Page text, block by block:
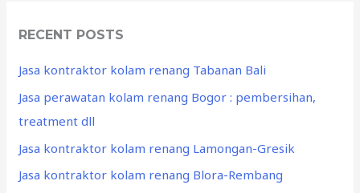
RECENT POSTS
Jasa kontraktor kolam renang Tabanan Bali
Jasa perawatan kolam renang Bogor : pembersihan,
treatment dll
Jasa kontraktor kolam renang Lamongan-Gresik
Jasa kontraktor kolam renang Blora-Rembang